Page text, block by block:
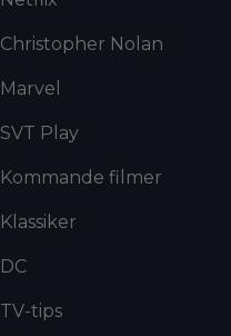
Christopher Nolan
Marvel
SVT Play
Kommande filmer
Klassiker
DC
TV-tips